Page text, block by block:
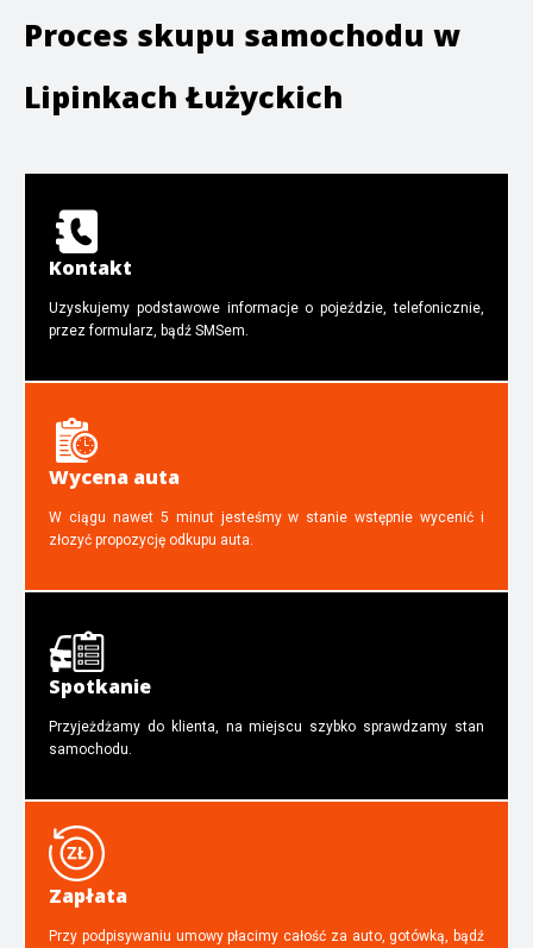
Proces skupu samochodu w
Lipinkach Łużyckich
Kontakt
Uzyskujemy podstawowe informacje o pojeździe, telefonicznie,
przez formularz, bądź SMSem.
Wycena auta
W ciągu nawet 5 minut jesteśmy w stanie wstępnie wycenić i
złozyć propozycję odkupu auta.
Spotkanie
Przyjeżdżamy do klienta, na miejscu szybko sprawdzamy stan
samochodu.
Zapłata
Przy podpisywaniu umowy płacimy całość za auto, gotówką, bądź